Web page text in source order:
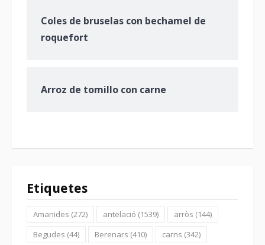
Coles de bruselas con bechamel de
roquefort
Arroz de tomillo con carne
Etiquetes
Amanides (272) antelació (1539) arròs (144)
Begudes (44) Berenars (410) carns (342)